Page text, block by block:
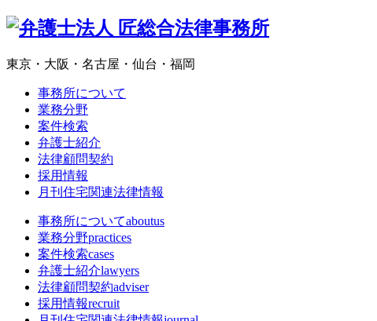
東京・大阪・名古屋・仙台・福岡
事務所について
業務分野
案件検索
弁護士紹介
法律顧問契約
採用情報
月刊住宅関連法律情報
事務所についてaboutus
業務分野practices
案件検索cases
弁護士紹介lawyers
法律顧問契約adviser
採用情報recruit